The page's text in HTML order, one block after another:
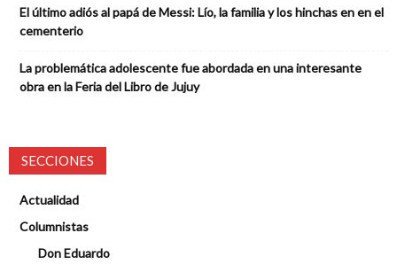
El último adiós al papá de Messi: Lío, la familia y los hinchas en en el
cementerio
La problemática adolescente fue abordada en una interesante
obra en la Feria del Libro de Jujuy
SECCIONES
Actualidad
Columnistas
Don Eduardo